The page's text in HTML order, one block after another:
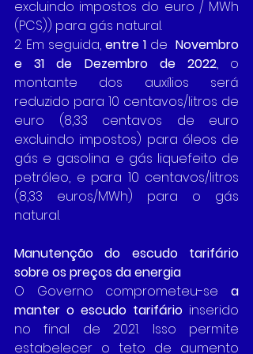
excluindo impostos do euro / MWh
(PCS)) para gás natural.
2. Em seguida, entre 1 de Novembro
e 31 de Dezembro de 2022, o
montante dos auxílios será
reduzido para 10 centavos/litros de
euro (8,33 centavos de euro
excluindo impostos) para óleos de
gás e gasolina e gás liquefeito de
petróleo, e para 10 centavos/litros
(8,33 euros/MWh) para o gás
natural.
Manutenção do escudo tarifário
sobre os preços da energia
O Governo comprometeu-se a
manter o escudo tarifário inserido
no final de 2021. Isso permite
estabelecer o teto de aumento